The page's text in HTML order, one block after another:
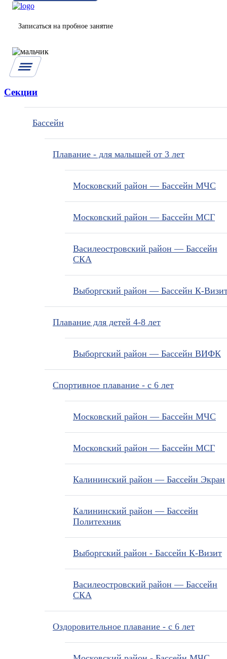
Записаться на пробное занятие
Секции
Бассейн
Плавание - для малышей от 3 лет
Московский район — Бассейн МЧС
Московский район — Бассейн МСГ
Василеостровский район — Бассейн
СКА
Выборгский район — Бассейн К-
Плавание для детей 4-8 лет
Выборгский район — Бассейн ВИФК
Спортивное плавание - с 6 лет
Московский район — Бассейн МЧС
Московский район — Бассейн МСГ
Калининский район — Бассейн Экран
Калининский район — Бассейн
Политехник
Выборгский район - Бассейн К-Визит
Василеостровский район — Бассейн
СКА
Оздоровительное плавание - с 6 лет